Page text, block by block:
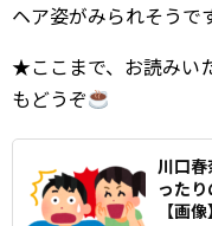
ヘア姿がみられそうで
★ここまで、お読みい
もどうぞ
川口
った
【画像】